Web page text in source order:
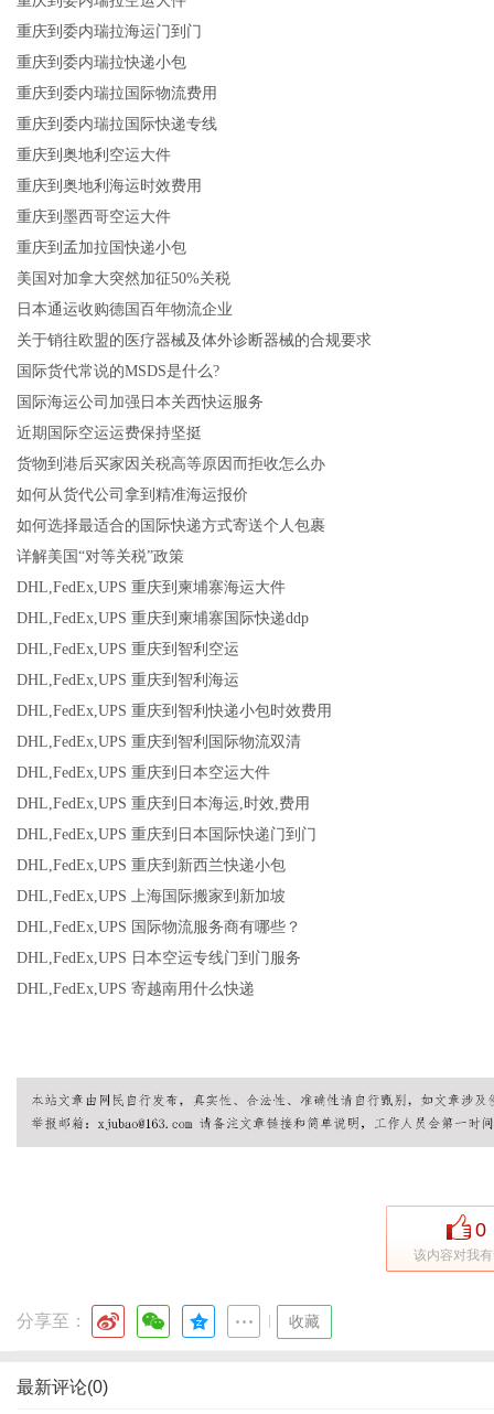
重庆到委内瑞拉海运门到门
重庆到委内瑞拉快递小包
重庆到委内瑞拉国际物流费用
重庆到委内瑞拉国际快递专线
重庆到奥地利空运大件
重庆到奥地利海运时效费用
重庆到墨西哥空运大件
重庆到孟加拉国快递小包
美国对加拿大突然加征50%关税
日本通运收购德国百年物流企业
关于销往欧盟的医疗器械及体外诊断器械的合规要求
国际货代常说的MSDS是什么?
国际海运公司加强日本关西快运服务
近期国际空运运费保持坚挺
货物到港后买家因关税高等原因而拒收怎么办
如何从货代公司拿到精准海运报价
如何选择最适合的国际快递方式寄送个人包裹
详解美国“对等关税”政策
DHL,FedEx,UPS 重庆到柬埔寨海运大件
DHL,FedEx,UPS 重庆到柬埔寨国际快递ddp
DHL,FedEx,UPS 重庆到智利空运
DHL,FedEx,UPS 重庆到智利海运
DHL,FedEx,UPS 重庆到智利快递小包时效费用
DHL,FedEx,UPS 重庆到智利国际物流双清
DHL,FedEx,UPS 重庆到日本空运大件
DHL,FedEx,UPS 重庆到日本海运,时效,费用
DHL,FedEx,UPS 重庆到日本国际快递门到门
DHL,FedEx,UPS 重庆到新西兰快递小包
DHL,FedEx,UPS 上海国际搬家到新加坡
DHL,FedEx,UPS 国际物流服务商有哪些？
DHL,FedEx,UPS 日本空运专线门到门服务
DHL,FedEx,UPS 寄越南用什么快递
0
该内容对我
分享至： 收藏
最新评论(0)